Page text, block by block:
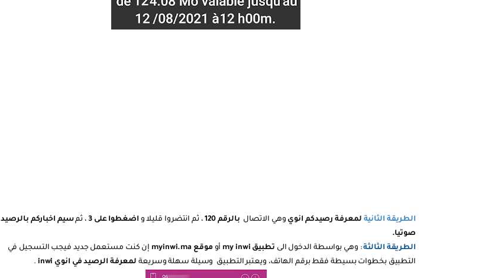
الطريقة الثانية لمعرفة رصيدكم انوي وهي الاتصال بالرقم 120 ، ثم انتضروا قليلا و اضغطوا على 3 ، ثمسيم اخباركم بالرصيد
صوتيا.
الطريقة الثالثة: وهي بواسطة الدخول الى تطبيق my inwi أوموقع myinwi.ma إن كنت مستعمل جديد فيجب التسجيل في
التطبيق بخطوات بسيطة فقط برقم الهاتف، ويعتبر التطبيق وسيلة سهلة وسريعة لمعرفة الرصيد في انوي inwi .